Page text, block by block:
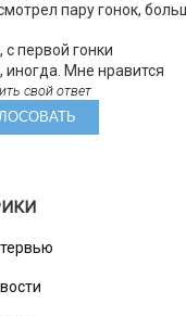
пару гонок,
первой гонки
Мне нравится
свой ответ